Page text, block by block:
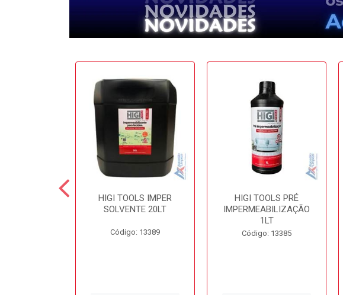
HIGI TOOLS IMPER
SOLVENTE 20LT
Código: 13389
HIGI TOOLS PRÉ
IMPERMEABILIZAÇÃO
1LT
Código: 13385